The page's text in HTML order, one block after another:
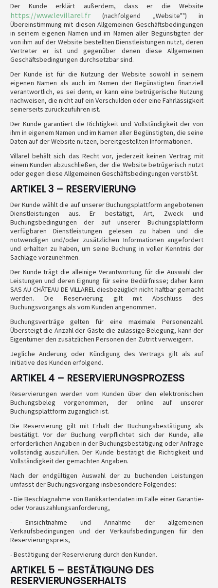
Der Kunde erklärt außerdem, dass er die Website
https://www.levillarel.fr(nachfolgend „Website"") in
Übereinstimmung mit diesen Allgemeinen Geschäftsbedingungen
in seinem eigenen Namen und im Namen aller Begünstigten der
von ihm auf der Website bestellten Dienstleistungen nutzt, deren
Vertreter er ist und gegenüber denen diese Allgemeinen
Geschäftsbedingungen durchsetzbar sind.
Der Kunde ist für die Nutzung der Website sowohl in seinem
eigenen Namen als auch im Namen der Begünstigten finanziell
verantwortlich, es sei denn, er kann eine betrügerische Nutzung
nachweisen, die nicht auf ein Verschulden oder eine Fahrlässigkeit
seinerseits zurückzuführen ist.
Der Kunde garantiert die Richtigkeit und Vollständigkeit der von
ihm in eigenem Namen und im Namen aller Begünstigten, die seine
Daten auf der Website nutzen, bereitgestellten Informationen.
Villarel behält sich das Recht vor, jederzeit keinen Vertrag mit
einem Kunden abzuschließen, der die Website betrügerisch nutzt
oder gegen diese Allgemeinen Geschäftsbedingungen verstößt.
ARTIKEL 3 – RESERVIERUNG
Der Kunde wählt die auf unserer Buchungsplattform angebotenen
Dienstleistungen aus. Er bestätigt, Art, Zweck und
Buchungsbedingungen der auf unserer Buchungsplattform
verfügbaren Dienstleistungen gelesen zu haben und die
notwendigen und/oder zusätzlichen Informationen angefordert
und erhalten zu haben, um seine Buchung in voller Kenntnis der
Sachlage vorzunehmen.
Der Kunde trägt die alleinige Verantwortung für die Auswahl der
Leistungen und deren Eignung für seine Bedürfnisse; daher kann
SAS AU CHÂTEAU DE VILLAREL diesbezüglich nicht haftbar gemacht
werden. Die Reservierung gilt mit Abschluss des
Buchungsvorgangs als vom Kunden angenommen.
Buchungsverträge gelten für eine maximale Personenzahl.
Übersteigt die Anzahl der Gäste die zulässige Belegung, kann der
Eigentümer den zusätzlichen Personen den Zutritt verweigern.
Jegliche Änderung oder Kündigung des Vertrags gilt als auf
Initiative des Kunden erfolgend.
ARTIKEL 4 – RESERVIERUNGSPROZESS
Reservierungen werden vom Kunden über den elektronischen
Buchungsbeleg vorgenommen, der online auf unserer
Buchungsplattform zugänglich ist.
Die Reservierung gilt mit Erhalt der Buchungsbestätigung als
bestätigt. Vor der Buchung verpflichtet sich der Kunde, alle
erforderlichen Angaben in der Buchungsbestätigung oder Anfrage
vollständig auszufüllen. Der Kunde bestätigt die Richtigkeit und
Vollständigkeit der gemachten Angaben.
Nach der endgültigen Auswahl der zu buchenden Leistungen
umfasst der Buchungsvorgang insbesondere Folgendes:
- Die Beschlagnahme von Bankkartendaten im Falle einer Garantie-
oder Vorauszahlungsanforderung,
- Einsichtnahme und Annahme der allgemeinen
Verkaufsbedingungen und der Verkaufsbedingungen für den
Reservierungspreis,
- Bestätigung der Reservierung durch den Kunden.
ARTIKEL 5 – BESTÄTIGUNG DES
RESERVIERUNGSERHALTS